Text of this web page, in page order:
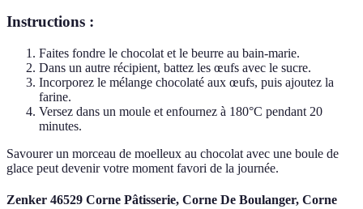
Instructions :
Faites fondre le chocolat et le beurre au bain-marie.
Dans un autre récipient, battez les œufs avec le sucre.
Incorporez le mélange chocolaté aux œufs, puis ajoutez la
farine.
Versez dans un moule et enfournez à 180°C pendant 20
minutes.
Savourer un morceau de moelleux au chocolat avec une boule de
glace peut devenir votre moment favori de la journée.
Zenker 46529 Corne Pâtisserie, Corne De Boulanger, Corne